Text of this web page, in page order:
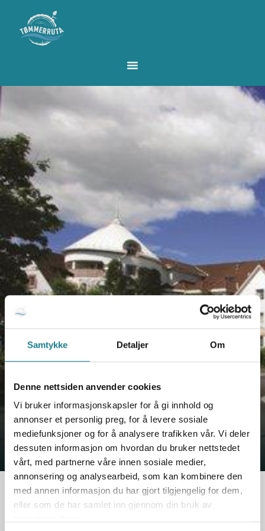
Samtykke Detaljer Om
Denne nettsiden anvender cookies
Vi bruker informasjonskapsler for å gi innhold og
annonser et personlig preg, for å levere sosiale
mediefunksjoner og for å analysere trafikken vår. Vi deler
dessuten informasjon om hvordan du bruker nettstedet
vårt, med partnerne våre innen sosiale medier,
annonsering og analysearbeid, som kan kombinere den
med annen informasjon du har gjort tilgjengelig for dem,
eller som de har samlet inn gjennom din bruk av
Overnatting midt mellom
Oslo og Gardermoen - i
kort avstand til
Tømmerrutas opplevelser.